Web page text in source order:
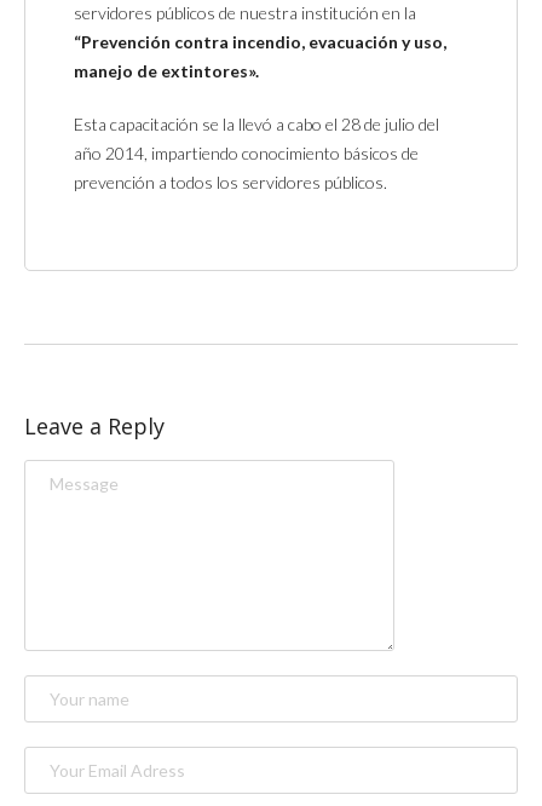
servidores públicos de nuestra institución en la
“Prevención contra incendio, evacuación y uso,
manejo de extintores».
Esta capacitación se la llevó a cabo el 28 de julio del
año 2014, impartiendo conocimiento básicos de
prevención a todos los servidores públicos.
Leave a Reply